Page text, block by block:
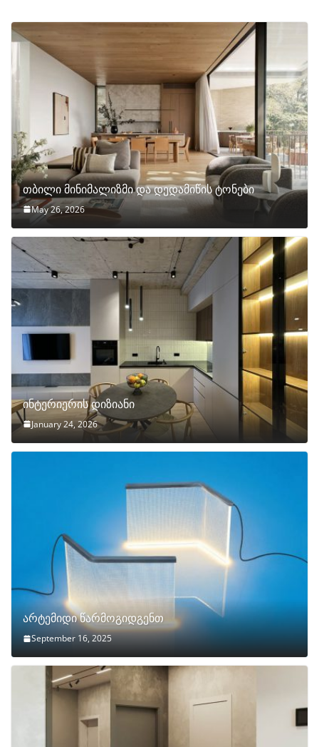
თბილი მინიმალიზმი და დედამიწის ტონები
May 26, 2026
ინტერიერის დიზიანი
January 24, 2026
არტემიდი წარმოგიდგენთ
September 16, 2025